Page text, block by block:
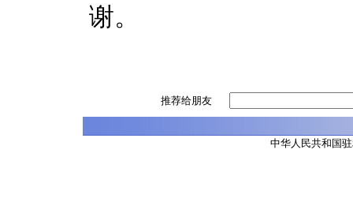
谢。
推荐给朋友
中华人民共和国